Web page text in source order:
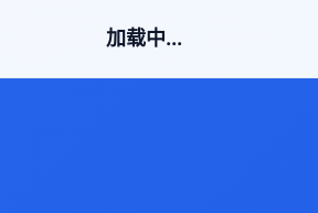
加载中...